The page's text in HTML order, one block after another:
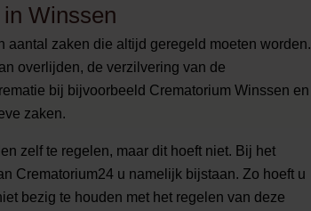
Winssen
aantal zaken die altijd geregeld moeten worden.
overlijden, de verzilvering van de
bij bijvoorbeeld Crematorium Winssen en
zaken.
zelf te regelen, maar dit hoeft niet. Bij het
Crematorium24 u namelijk bijstaan. Zo hoeft u
bezig te houden met het regelen van deze